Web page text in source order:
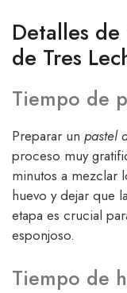
Detalles
de Tres
Tiempo de
Preparar un pastel
proceso muy
minutos a mezclar
huevo y dejar que
etapa es crucial
esponjoso.
Tiempo de